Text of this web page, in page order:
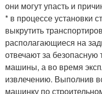
они могут упасть и
* в процессе установки
выкрутить
располагающиеся на
отвечают за безопасную
машины, а во время
извлечению. Выполнив
машинку по